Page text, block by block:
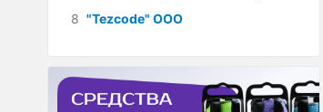
8 "Tezcode" ООО